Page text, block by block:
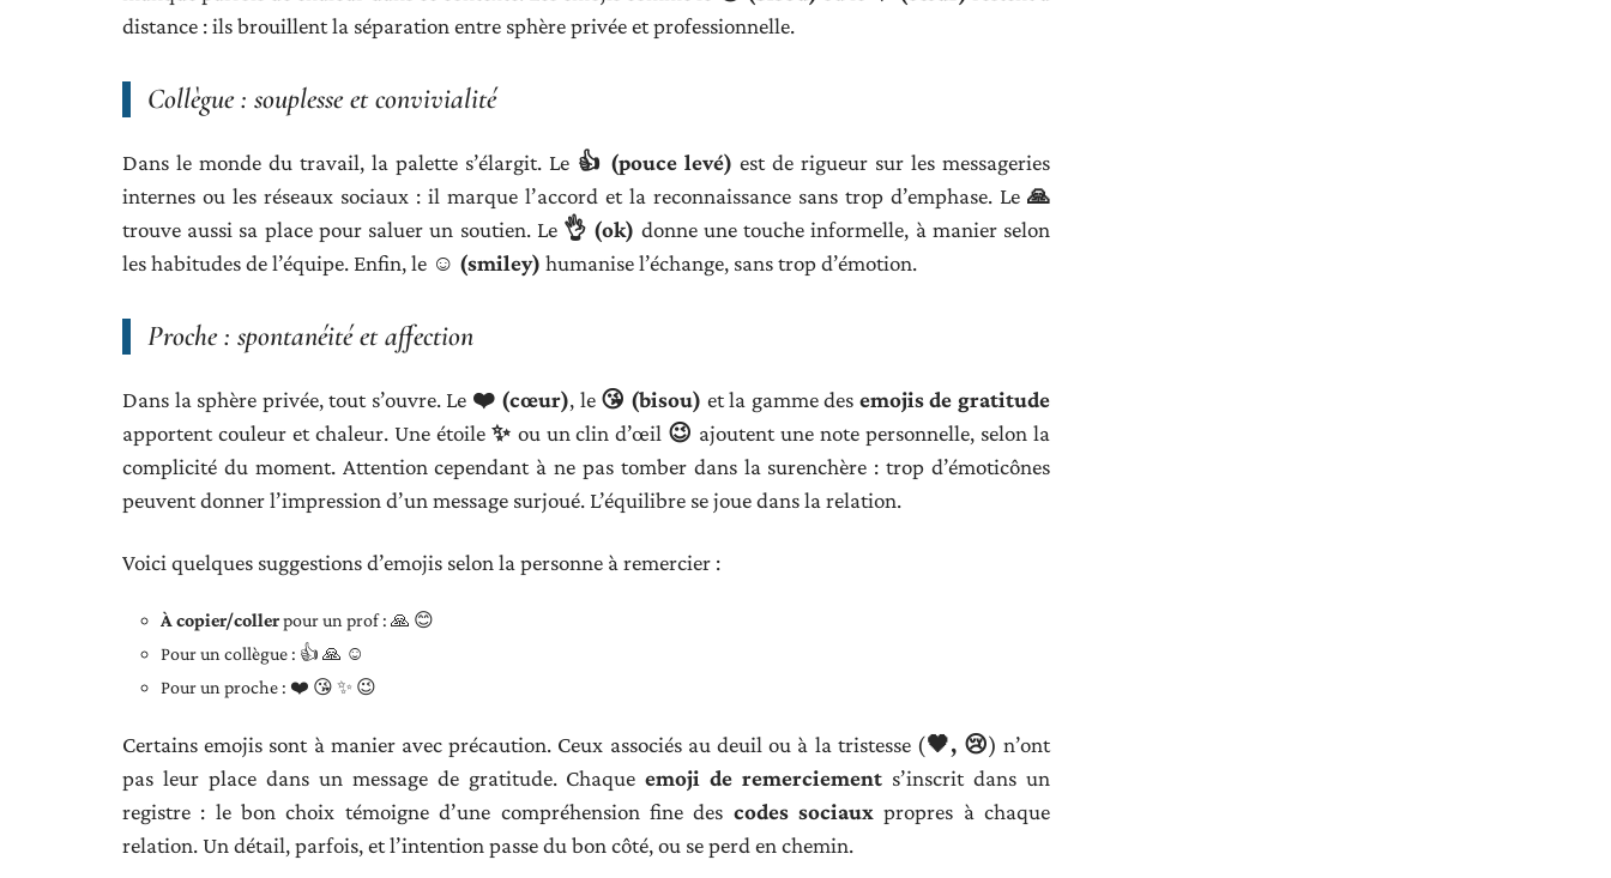
distance : ils brouillent la séparation entre sphère privée et professionnelle.
Collègue : souplesse et convivialité
Dans le monde du travail, la palette s’élargit. Le 👍 (pouce levé) est de rigueur sur les messageries
internes ou les réseaux sociaux : il marque l’accord et la reconnaissance sans trop d’emphase. Le 🙏
trouve aussi sa place pour saluer un soutien. Le 👌 (ok) donne une touche informelle, à manier selon
les habitudes de l’équipe. Enfin, le ☺️ (smiley) humanise l’échange, sans trop d’émotion.
Proche : spontanéité et affection
Dans la sphère privée, tout s’ouvre. Le ❤️ (cœur), le 😘 (bisou) et la gamme des emojis de gratitude
apportent couleur et chaleur. Une étoile ✨ ou un clin d’œil 😉 ajoutent une note personnelle, selon la
complicité du moment. Attention cependant à ne pas tomber dans la surenchère : trop d’émoticônes
peuvent donner l’impression d’un message surjoué. L’équilibre se joue dans la relation.
Voici quelques suggestions d’emojis selon la personne à remercier :
À copier/collerpour un prof : 🙏 😊
Pour un collègue : 👍 🙏 ☺️
Pour un proche : ❤️ 😘 ✨ 😉
Certains emojis sont à manier avec précaution. Ceux associés au deuil ou à la tristesse (🖤, 😢) n’ont
pas leur place dans un message de gratitude. Chaqueemoji de remerciement s’inscrit dans un
registre : le bon choix témoigne d’une compréhension fine des codes sociaux propres à chaque
relation. Un détail, parfois, et l’intention passe du bon côté, ou se perd en chemin.